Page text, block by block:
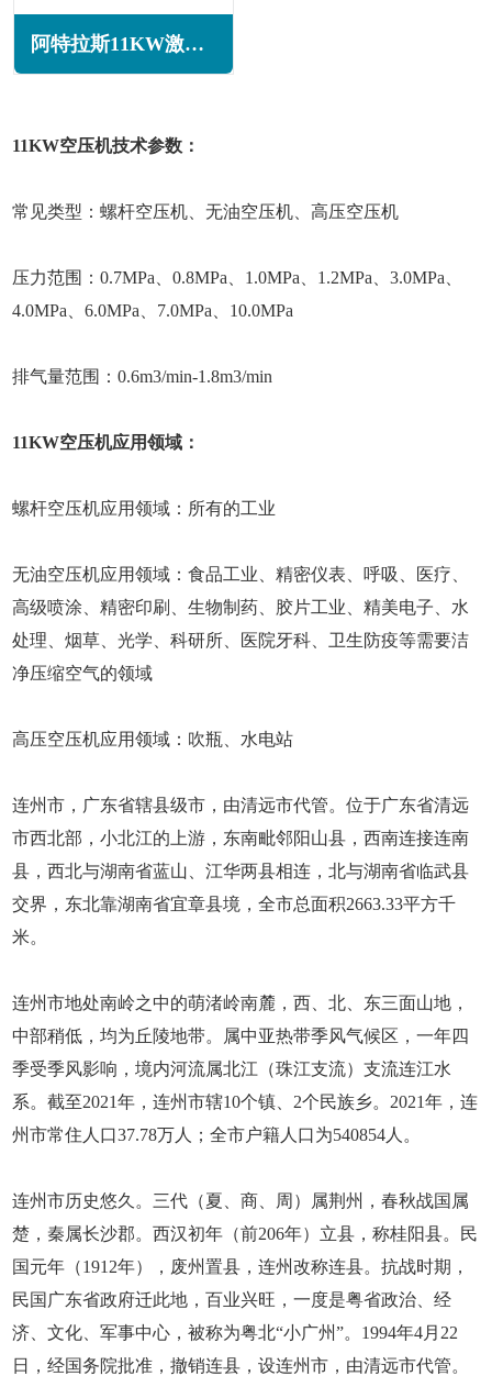
阿特拉斯11KW激光切割空压机G11系列
11KW空压机技术参数：
常见类型：螺杆空压机、无油空压机、高压空压机
压力范围：0.7MPa、0.8MPa、1.0MPa、1.2MPa、3.0MPa、
4.0MPa、6.0MPa、7.0MPa、10.0MPa
排气量范围：0.6m3/min-1.8m3/min
11KW空压机应用领域：
螺杆空压机应用领域：所有的工业
无油空压机应用领域：食品工业、精密仪表、呼吸、医疗、
高级喷涂、精密印刷、生物制药、胶片工业、精美电子、水
处理、烟草、光学、科研所、医院牙科、卫生防疫等需要洁
净压缩空气的领域
高压空压机应用领域：吹瓶、水电站
连州市，广东省辖县级市，由清远市代管。位于广东省清远
市西北部，小北江的上游，东南毗邻阳山县，西南连接连南
县，西北与湖南省蓝山、江华两县相连，北与湖南省临武县
交界，东北靠湖南省宜章县境，全市总面积2663.33平方千
米。
连州市地处南岭之中的萌渚岭南麓，西、北、东三面山地，
中部稍低，均为丘陵地带。属中亚热带季风气候区，一年四
季受季风影响，境内河流属北江（珠江支流）支流连江水
系。截至2021年，连州市辖10个镇、2个民族乡。2021年，连
州市常住人口37.78万人；全市户籍人口为540854人。
连州市历史悠久。三代（夏、商、周）属荆州，春秋战国属
楚，秦属长沙郡。西汉初年（前206年）立县，称桂阳县。民
国元年（1912年），废州置县，连州改称连县。抗战时期，
民国广东省政府迁此地，百业兴旺，一度是粤省政治、经
济、文化、军事中心，被称为粤北“小广州”。1994年4月22
日，经国务院批准，撤销连县，设连州市，由清远市代管。